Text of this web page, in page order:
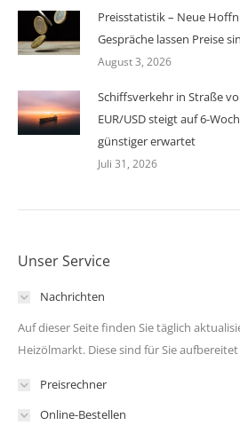
Preisstatistik – Neue
Gespräche lassen Preise
August 3, 2026
Schiffsverkehr in Straße
EUR/USD steigt auf 6-
günstiger erwartet
Juli 31, 2026
Unser Service
Nachrichten
Auf dieser Seite finden Sie täglich
Heizölmarkt. Diese sind für Sie
Preisrechner
Online-Bestellen